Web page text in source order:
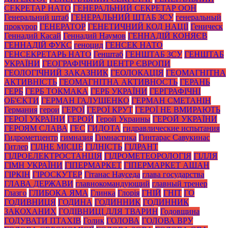
СЕКРЕТАР НАТО ГЕНЕРАЛЬНИЙ СЕКРЕТАР ООН
Генеральний штаб ГЕНЕРАЛЬНИЙ ШТАБ ЗСУ генеральный
прокурор ГЕНЕРАТОР ГЕНЕТИЧНИЙ КОД НАЦІЇ Геническ
Геннадий Касай Геннадий Наумов ГЕННАДІЙ КОНЯЄВ
ГЕННАДІЙ ФУКС геноцид ГЕНСЕК НАТО
ГЕНСЕКРЕТАРЬ НАТО Генштаб ГЕНШТАБ ЗСУ ГЕНШТАБ
УКРАЇНИ ГЕОГРАФІЧНИЙ ЦЕНТР ЄВРОПИ
ГЕОЛОГІЧНИЙ ЗАКАЗНИК ГЕОЛОКАЦІЯ ГЕОМАГНІТНА
АКТИВНІСТЬ ГЕОМАГНІТНА АКТИВНОСТЬ ГЕРАНЬ
ГЕРБ ГЕРБ ТОКМАКА ГЕРБ УКРАЇНИ ГЕРГРАФІЧНІ
ОБ'ЄКТИ ГЕРМАН ГАЛУЩЕНКО ГЕРМАН СМЕТАНІН
Германия герои ГЕРОЇ ГЕРОЇ КРУТ ГЕРОЇ НЕ ВМИРАЮТЬ
ГЕРОЇ УКРАЇНИ ГЕРОЙ Герой Украины ГЕРОЙ УКРАЇНИ
ГЕРОЯМ СЛАВА ГЕС ГИДОТА гидравлические испытания
Гидрометцентр гимназия Гимнастика Гинтарас Савукинас
Гитлер ГІДНЕ МІСЦЕ ГІДНІСТЬ ГІДРАНТ
ГІДРОЕЛЕКТРОСТАНЦІЯ ГІДРОМЕТЕОРОЛОГІЯ ГІЛЛЯ
ГІМН УКРАЇНИ ГІПЕРМАРКЕТ ГІПЕРМАРКЕТ АШАН
ГІРКІН ГІРОСКУТЕР Гітанас Науседа глава государства
ГЛАВА ДЕРЖАВИ главнокомандующий главный тренер
Глазго ГЛИБОКА ЯМА Глинка Глорія ГНІЙ ГНІТ ГО
ГОДИВНИЦЯ ГОДИНА ГОДИННИК ГОДИННИК
ЗАКОХАНИХ ГОДІВНИЦІ ДЛЯ ТВАРИН Годовщина
ГОДУВАТИ ПТАХІВ Голик ГОЛОВА ГОЛОВА ВРУ